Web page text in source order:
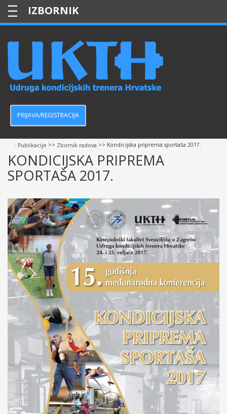
—
—
—
PRIJAVA/REGISTRACIJA
: Publikacije >> Zbornik radova >> Kondicijska priprema sportaša 2017.
KONDICIJSKA PRIPREMA
SPORTAŠA 2017.